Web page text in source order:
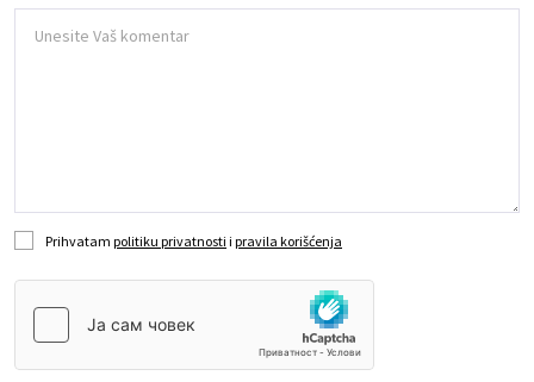
Prihvatam politiku privatnosti i pravila korišćenja